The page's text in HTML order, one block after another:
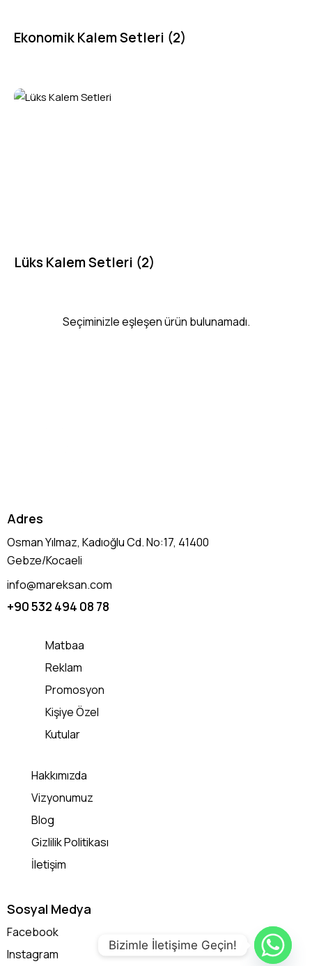
Ekonomik Kalem Setleri (2)
Lüks Kalem Setleri (2)
Seçiminizle eşleşen ürün bulunamadı.
Adres
Osman Yılmaz, Kadıoğlu Cd. No:17, 41400
Gebze/Kocaeli
info@mareksan.com
+90 532 494 08 78
Matbaa
Reklam
Promosyon
Kişiye Özel
Kutular
Hakkımızda
Vizyonumuz
Blog
Gizlilik Politikası
İletişim
Sosyal Medya
Facebook
Instagram
Bizimle İletişime Geçin!